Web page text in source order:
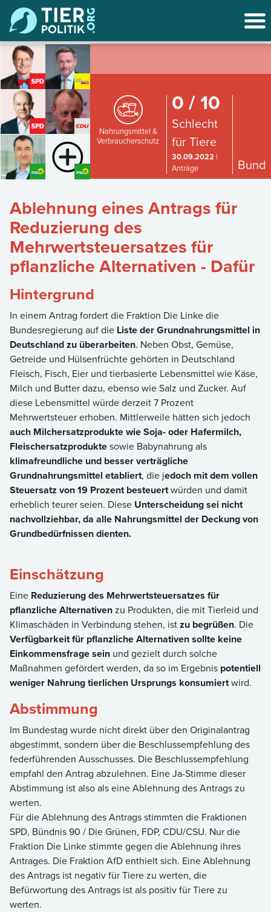
Nahrungsmittel &
Verbraucherschutz
0 / 10
Schlecht
für Tiere
30.09.2022 |
Anträge
Bund
Ablehnung eines Antrags für
Reduzierung des
Mehrwertsteuersatzes für
pflanzliche Alternativen - Dafür
Hintergrund
In einem Antrag fordert die Fraktion Die Linke die
Bundesregierung auf die Liste der Grundnahrungsmittel in
Deutschland zu überarbeiten. Neben Obst, Gemüse,
Getreide und Hülsenfrüchte gehörten in Deutschland
Fleisch, Fisch, Eier und tierbasierte Lebensmittel wie Käse,
Milch und Butter dazu, ebenso wie Salz und Zucker. Auf
diese Lebensmittel würde derzeit 7 Prozent
Mehrwertsteuer erhoben. Mittlerweile hätten sich jedoch
auch Milchersatzprodukte wie Soja- oder Hafermilch,
Fleischersatzproduktesowie Babynahrung als
klimafreundliche und besser verträgliche
Grundnahrungsmittel etabliert, die jedoch mit dem vollen
Steuersatz von 19 Prozent besteuertwürden und damit
erheblich teurer seien. Diese Unterscheidung sei nicht
nachvollziehbar, da alle Nahrungsmittel der Deckung von
Grundbedürfnissen dienten.
Einschätzung
Eine Reduzierung des Mehrwertsteuersatzes für
pflanzliche Alternativenzu Produkten, die mit Tierleid und
Klimaschäden in Verbindung stehen, istzu begrüßen. Die
Verfügbarkeit für pflanzliche Alternativen sollte keine
Einkommensfrage sein und gezielt durch solche
Maßnahmen gefördert werden, da so im Ergebnis potentiell
weniger Nahrung tierlichen Ursprungs konsumiertwird.
Abstimmung
Im Bundestag wurde nicht direkt über den Originalantrag
abgestimmt, sondern über die Beschlussempfehlung des
federführenden Ausschusses. Die Beschlussempfehlung
empfahl den Antrag abzulehnen. Eine Ja-Stimme dieser
Abstimmung ist also als eine Ablehnung des Antrags zu
werten.
Für die Ablehnung des Antrags stimmten die Fraktionen
SPD, Bündnis 90 / Die Grünen, FDP, CDU/CSU. Nur die
Fraktion Die Linke stimmte gegen die Ablehnung ihres
Antrages. Die Fraktion AfD enthielt sich. Eine Ablehnung
des Antrags ist negativ für Tiere zu werten, die
Befürwortung des Antrags ist als positiv für Tiere zu
werten.